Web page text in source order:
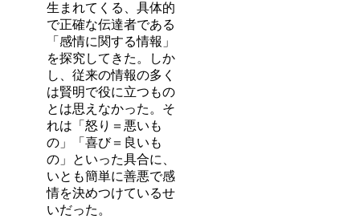
生まれてくる、具体的
で正確な伝達者である
「感情に関する情報」
を探究してきた。しか
し、従来の情報の多く
は賢明で役に立つもの
とは思えなかった。そ
れは「怒り＝悪いも
の」「喜び＝良いも
の」といった具合に、
いとも簡単に善悪で感
情を決めつけているせ
いだった。